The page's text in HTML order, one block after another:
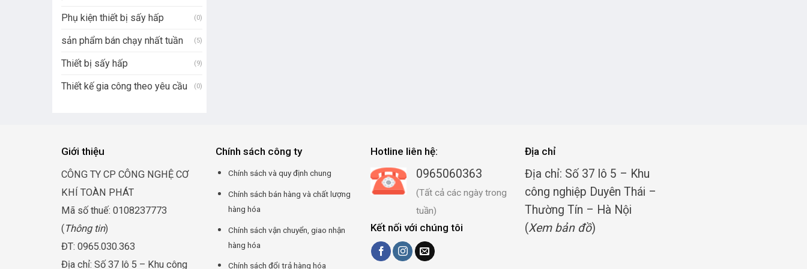
Phụ kiện thiết bị sấy hấp (0)
sản phẩm bán chạy nhất tuần (5)
Thiết bị sấy hấp (9)
Thiết kế gia công theo yêu cầu (0)
Giới thiệu
CÔNG TY CP CÔNG NGHỆ CƠ
KHÍ TOÀN PHÁT
Mã số thuế: 0108237773
( Thông tin)
ĐT: 0965.030.363
Địa chỉ: Số 37 lô 5 – Khu công
Chính sách công ty
Chính sách và quy định chung
Chính sách bán hàng và chất lượng
hàng hóa
Chính sách vận chuyển, giao nhận
hàng hóa
Chính sách đổi trả hàng hóa
Hotline liên hệ:
0965060363
(Tất cả các ngày trong
tuần)
Kết nối với chúng tôi
Địa chỉ
Địa chỉ: Số 37 lô 5 – Khu
công nghiệp Duyên Thái –
Thường Tín – Hà Nội
(Xem bản đồ)